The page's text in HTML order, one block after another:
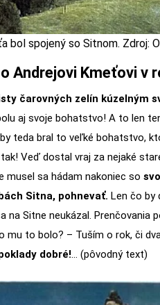
bol spojený so Sitnom. Zdroj:
Andrejovi Kmeťovi v
čarovných zelín kúzelným
aj svoje bohatstvo! A to len
teda bral to veľké bohatstvo,
Veď dostal vraj za nejaké
musel sa hádam nakoniec so
Sitna, pohnevať. Len čo by
na Sitne neukázal. Prenčovania
mu to bolo? – Tuším o rok, či
dobré!… (pôvodný text)